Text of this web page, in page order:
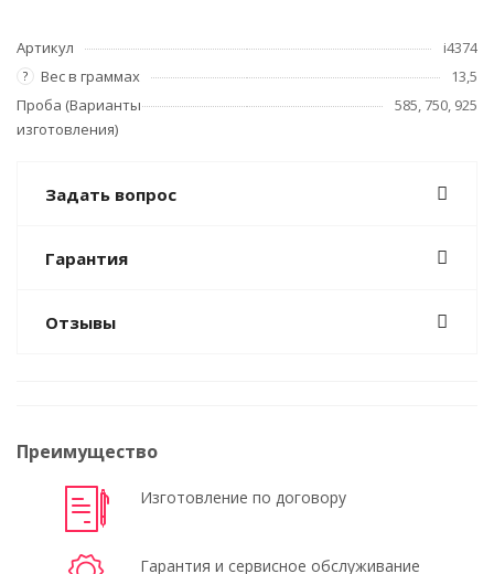
Артикул i4374
? Вес в граммах
13,5
Проба (Варианты
изготовления)
585, 750, 925
Задать вопрос
Гарантия
Отзывы
Преимущество
Изготовление по договору
Гарантия и сервисное обслуживание